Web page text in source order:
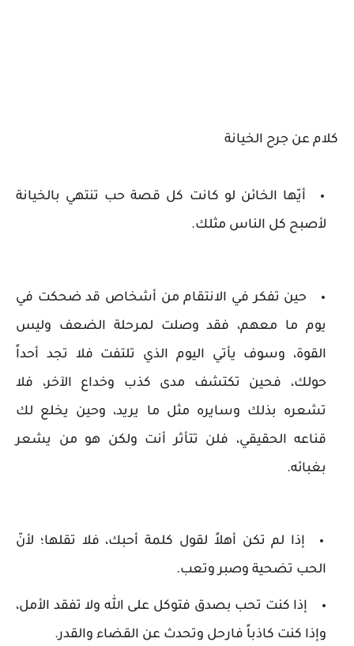
كلام عن جرح الخيانة
أيّها الخائن لو كانت كل قصة حب تنتهي بالخيانة
لأصبح كل الناس مثلك.
حين تفكر في الانتقام من أشخاص قد ضحكت في
يوم ما معهم، فقد وصلت لمرحلة الضعف وليس
القوة، وسوف يأتي اليوم الذي تلتفت فلا تجد أحداً
حولك، فحين تكتشف مدى كذب وخداع الآخر، فلا
تشعره بذلك وسايره مثل ما يريد، وحين يخلع لك
قناعه الحقيقي، فلن تتأثر أنت ولكن هو من يشعر
بغبائه.
إذا لم تكن أهلاً لقول كلمة أحبك، فلا تقلها؛ لأنّ
الحب تضحية وصبر وتعب.
إذا كنت تحب بصدق فتوكل على الله ولا تفقد الأمل،
وإذا كنت كاذباً فارحل وتحدث عن القضاء والقدر.